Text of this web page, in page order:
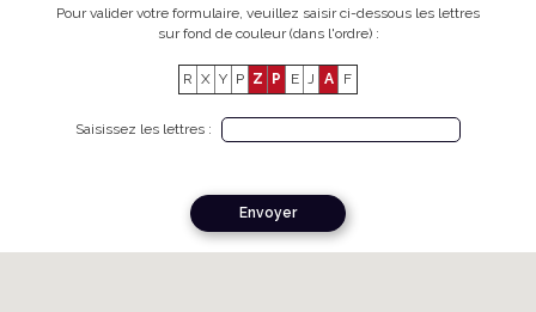
Pour valider votre formulaire, veuillez saisir ci-dessous les lettres
sur fond de couleur (dans l'ordre) :
R X Y P Z P E J A F
Saisissez les lettres :